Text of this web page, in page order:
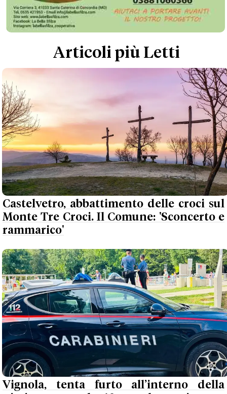
Articoli più Letti
Castelvetro, abbattimento delle croci sul
Monte Tre Croci. Il Comune: 'Sconcerto e
rammarico'
Vignola, tenta furto all’interno della